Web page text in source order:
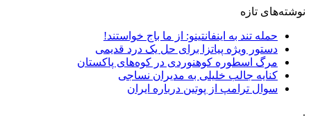
نوشته‌های تازه
حمله تند به اینفانتینو: از ما باج خواستند!
دستور ویژه پیاتزا برای حل یک درد قدیمی
مرگ اسطوره کوهنوردی در کوه‌های پاکستان
کنایه جالب خلیلی به مدیران نساجی
سوال ترامپ از پوتین درباره ایران
.